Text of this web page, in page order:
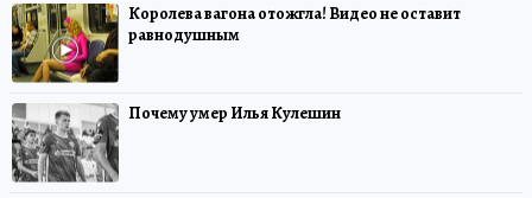
Королева вагона отожгла! Видео не оставит
равнодушным
Почему умер Илья Кулешин